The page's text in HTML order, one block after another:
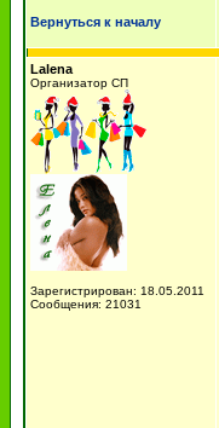
Вернуться к началу
Lalena
Организатор СП
Зарегистрирован: 18.05.2011
Сообщения: 21031